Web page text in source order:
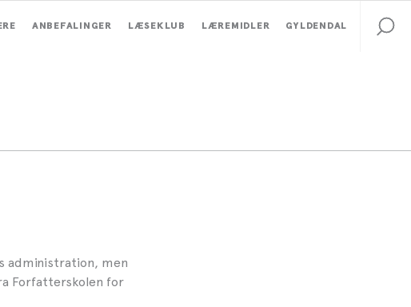
ANBEFALINGER LÆSEKLUB LÆREMIDLER GYLDENDAL
administration, men
Forfatterskolen for